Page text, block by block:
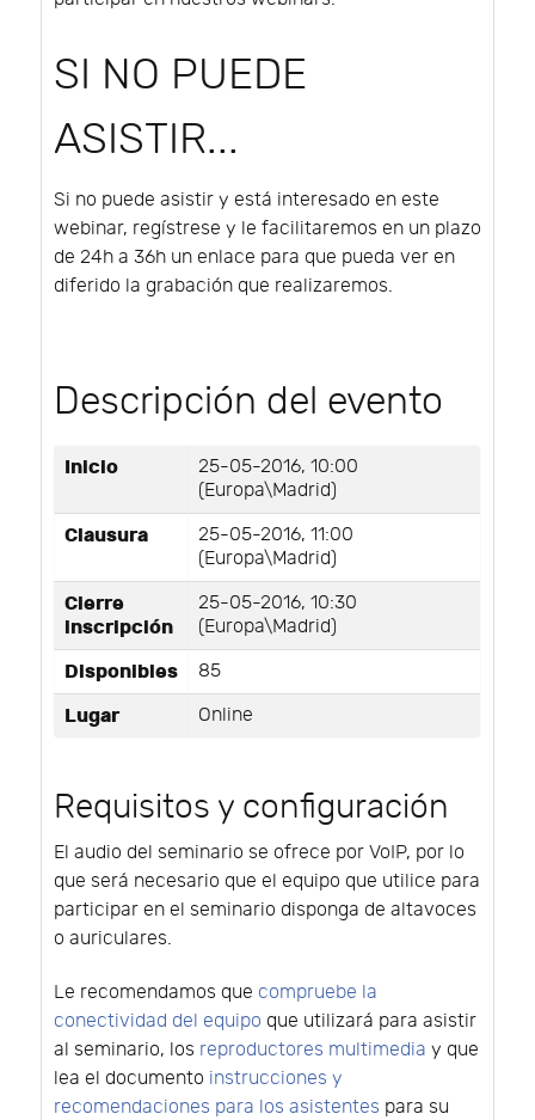
SI NO PUEDE
ASISTIR...
Si no puede asistir y está interesado en este
webinar, regístrese y le facilitaremos en un plazo
de 24h a 36h un enlace para que pueda ver en
diferido la grabación que realizaremos.
Descripción del evento
Inicio
25-05-2016, 10:00
(Europa\Madrid)
Clausura
25-05-2016, 11:00
(Europa\Madrid)
Cierre
inscripción
25-05-2016, 10:30
(Europa\Madrid)
Disponibles 85
Lugar Online
Requisitos y configuración
El audio del seminario se ofrece por VoIP, por lo
que será necesario que el equipo que utilice para
participar en el seminario disponga de altavoces
o auriculares.
Le recomendamos que compruebe la
conectividad del equipo que utilizará para asistir
al seminario, los reproductores multimedia y que
lea el documento instrucciones y
recomendaciones para los asistentes para su